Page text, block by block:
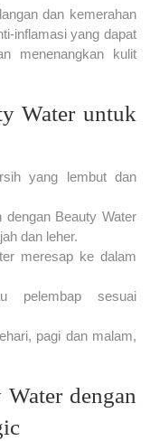
dan kemerahan
inflamasi yang dapat
menenangkan kulit
Water untuk
yang lembut dan
Beauty Water
dan leher.
meresap ke dalam
pelembap sesuai
pagi dan malam,
dengan